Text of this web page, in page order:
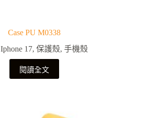
Case PU M0338
Iphone 17,保護殼,手機殼
閱讀全文